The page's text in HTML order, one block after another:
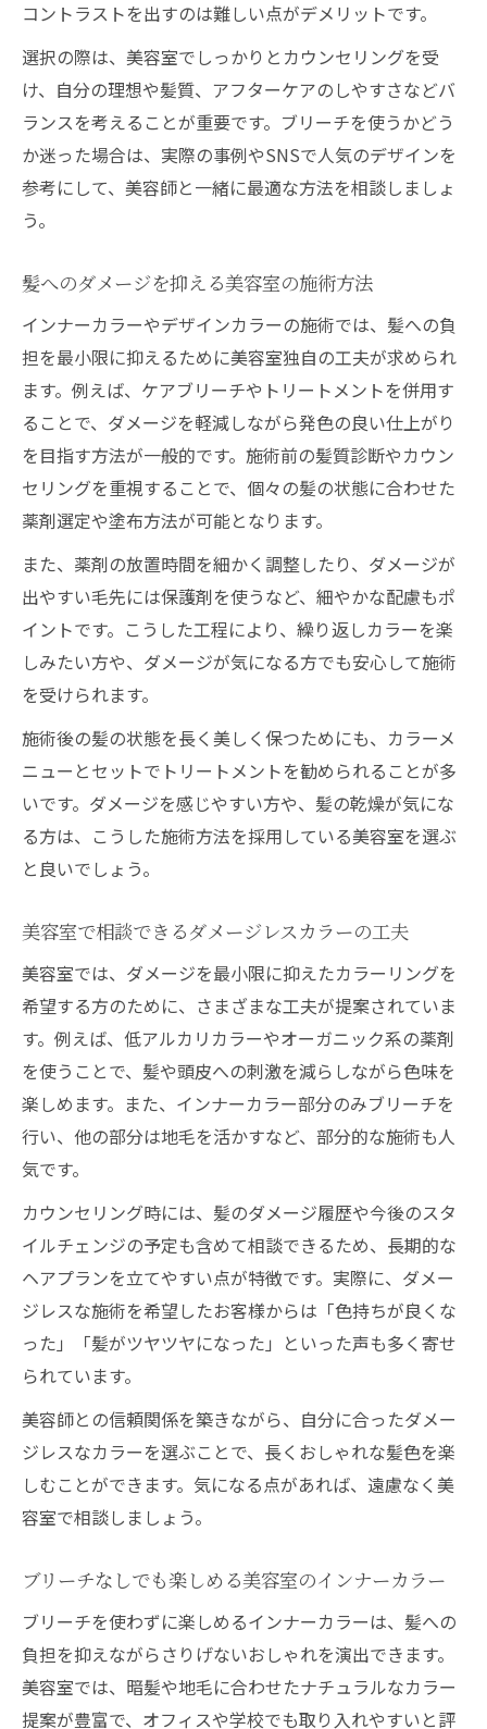
コントラストを出すのは難しい点がデメリットです。
選択の際は、美容室でしっかりとカウンセリングを受
け、自分の理想や髪質、アフターケアのしやすさなどバ
ランスを考えることが重要です。ブリーチを使うかどう
か迷った場合は、実際の事例やSNSで人気のデザインを
参考にして、美容師と一緒に最適な方法を相談しましょ
う。
髪へのダメージを抑える美容室の施術方法
インナーカラーやデザインカラーの施術では、髪への負
担を最小限に抑えるために美容室独自の工夫が求められ
ます。例えば、ケアブリーチやトリートメントを併用す
ることで、ダメージを軽減しながら発色の良い仕上がり
を目指す方法が一般的です。施術前の髪質診断やカウン
セリングを重視することで、個々の髪の状態に合わせた
薬剤選定や塗布方法が可能となります。
また、薬剤の放置時間を細かく調整したり、ダメージが
出やすい毛先には保護剤を使うなど、細やかな配慮もポ
イントです。こうした工程により、繰り返しカラーを楽
しみたい方や、ダメージが気になる方でも安心して施術
を受けられます。
施術後の髪の状態を長く美しく保つためにも、カラーメ
ニューとセットでトリートメントを勧められることが多
いです。ダメージを感じやすい方や、髪の乾燥が気にな
る方は、こうした施術方法を採用している美容室を選ぶ
と良いでしょう。
美容室で相談できるダメージレスカラーの工夫
美容室では、ダメージを最小限に抑えたカラーリングを
希望する方のために、さまざまな工夫が提案されていま
す。例えば、低アルカリカラーやオーガニック系の薬剤
を使うことで、髪や頭皮への刺激を減らしながら色味を
楽しめます。また、インナーカラー部分のみブリーチを
行い、他の部分は地毛を活かすなど、部分的な施術も人
気です。
カウンセリング時には、髪のダメージ履歴や今後のスタ
イルチェンジの予定も含めて相談できるため、長期的な
ヘアプランを立てやすい点が特徴です。実際に、ダメー
ジレスな施術を希望したお客様からは「色持ちが良くな
った」「髪がツヤツヤになった」といった声も多く寄せ
られています。
美容師との信頼関係を築きながら、自分に合ったダメー
ジレスなカラーを選ぶことで、長くおしゃれな髪色を楽
しむことができます。気になる点があれば、遠慮なく美
容室で相談しましょう。
ブリーチなしでも楽しめる美容室のインナーカラー
ブリーチを使わずに楽しめるインナーカラーは、髪への
負担を抑えながらさりげないおしゃれを演出できます。
美容室では、暗髪や地毛に合わせたナチュラルなカラー
提案が豊富で、オフィスや学校でも取り入れやすいと評